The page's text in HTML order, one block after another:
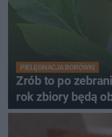
PIELĘGNACJA BORÓWKI
Zrób to po
rok zbiory będą